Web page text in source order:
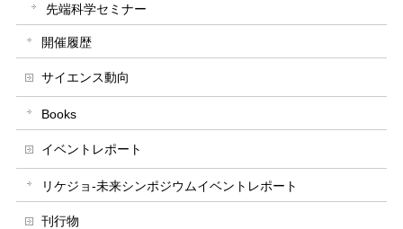
先端科学セミナー
開催履歴
サイエンス動向
Books
イベントレポート
リケジョ-未来シンポジウムイベントレポート
刊行物